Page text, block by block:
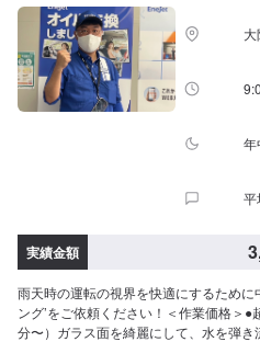
年
平
実績金額
雨天時の運転の視界を快適にするため
ング’をご依頼ください！＜作業価格＞
分〜）ガラス面を綺麗にして、水を弾